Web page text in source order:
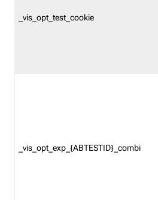
_vis_opt_test_cookie
_vis_opt_exp_{ABTESTID}_combi